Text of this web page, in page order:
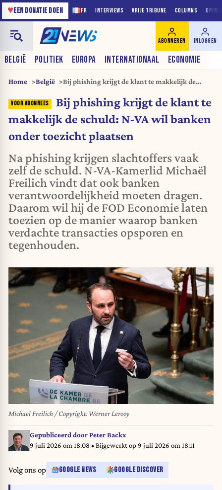
FR INTERVIEWS VRIJE TRIBUNE COLUMNS
♥EEN DONATIE DOEN
BELGIË POLITIEK EUROPA INTERNATIONAAL ECONOMIE
ABONNEREN INLOGGEN
Home België
Bij phishing krijgt de klant te makkelijk de
plaatsen
Bij phishing krijgt de klant te
makkelijk de schuld: N-VA wil banken
onder toezicht plaatsen
Na phishing krijgen slachtoffers vaak
zelf de schuld. N-VA-Kamerlid Michaël
Freilich vindt dat ook banken
verantwoordelijkheid moeten dragen.
Daarom wil hij de FOD Economie laten
toezien op de manier waarop banken
verdachte transacties opsporen en
tegenhouden.
Michael Freilich / Copyright: Werner Lerooy
Gepubliceerd doorPeter Backx
9 juli 2026 om 18:08 • Bijgewerkt op9 juli 2026 om 18:11
Volg ons op GOOGLE NEWS GOOGLE DISCOVER